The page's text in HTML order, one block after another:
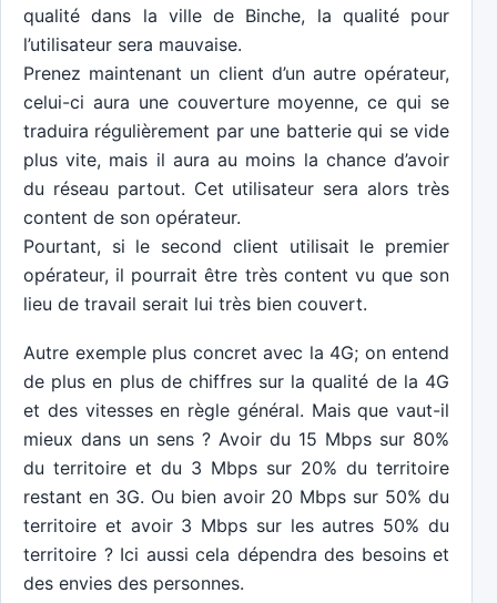
qualité dans la ville de Binche, la qualité pour
l’utilisateur sera mauvaise.
Prenez maintenant un client d’un autre opérateur,
celui-ci aura une couverture moyenne, ce qui se
traduira régulièrement par une batterie qui se vide
plus vite, mais il aura au moins la chance d’avoir
du réseau partout. Cet utilisateur sera alors très
content de son opérateur.
Pourtant, si le second client utilisait le premier
opérateur, il pourrait être très content vu que son
lieu de travail serait lui très bien couvert.
Autre exemple plus concret avec la 4G; on entend
de plus en plus de chiffres sur la qualité de la 4G
et des vitesses en règle général. Mais que vaut-il
mieux dans un sens ? Avoir du 15 Mbps sur 80%
du territoire et du 3 Mbps sur 20% du territoire
restant en 3G. Ou bien avoir 20 Mbps sur 50% du
territoire et avoir 3 Mbps sur les autres 50% du
territoire ? Ici aussi cela dépendra des besoins et
des envies des personnes.